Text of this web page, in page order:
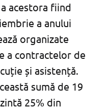
acestora fiind
a anului
organizate
a contractelor de
și asistență.
sumă de 19
25% din